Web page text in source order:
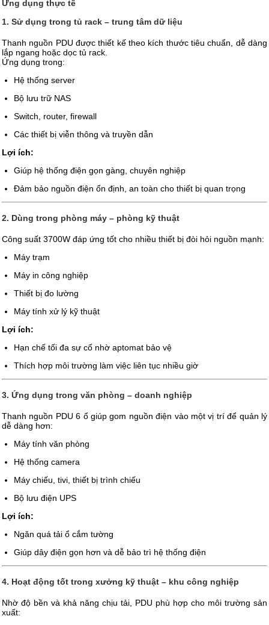
Ứng dụng thực tế
1. Sử dụng trong tủ rack – trung tâm dữ liệu
Thanh nguồn PDU được thiết kế theo kích thước tiêu chuẩn, dễ dàng
lắp ngang hoặc dọc tủ rack.
Ứng dụng trong:
Hệ thống server
Bộ lưu trữ NAS
Switch, router, firewall
Các thiết bị viễn thông và truyền dẫn
Lợi ích:
Giúp hệ thống điện gọn gàng, chuyên nghiệp
Đảm bảo nguồn điện ổn định, an toàn cho thiết bị quan trọng
2. Dùng trong phòng máy – phòng kỹ thuật
Công suất 3700W đáp ứng tốt cho nhiều thiết bị đòi hỏi nguồn mạnh:
Máy trạm
Máy in công nghiệp
Thiết bị đo lường
Máy tính xử lý kỹ thuật
Lợi ích:
Hạn chế tối đa sự cố nhờ aptomat bảo vệ
Thích hợp môi trường làm việc liên tục nhiều giờ
3. Ứng dụng trong văn phòng – doanh nghiệp
Thanh nguồn PDU 6 ổ giúp gom nguồn điện vào một vị trí để quản lý
dễ dàng hơn:
Máy tính văn phòng
Hệ thống camera
Máy chiếu, tivi, thiết bị trình chiếu
Bộ lưu điện UPS
Lợi ích:
Ngăn quá tải ổ cắm tường
Giúp dây điện gọn hơn và dễ bảo trì hệ thống điện
4. Hoạt động tốt trong xưởng kỹ thuật – khu công nghiệp
Nhờ độ bền và khả năng chịu tải, PDU phù hợp cho môi trường sản
xuất: